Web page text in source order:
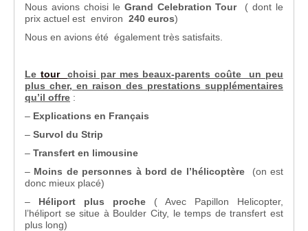
Nous avions choisi le Grand Celebration Tour( dont le
prix actuel est environ 240 euros)
Nous en avions été également très satisfaits.
Le tourchoisi par mes beaux-parents coûte un peu
plus cher, en raison des prestations supplémentaires
qu’il offre :
– Explications en Français
– Survol du Strip
– Transfert en limousine
– Moins de personnes à bord de l’hélicoptère
(on est
donc mieux placé)
– Héliport plus proche ( Avec Papillon Helicopter,
l’héliport se situe à Boulder City, le temps de transfert est
plus long)